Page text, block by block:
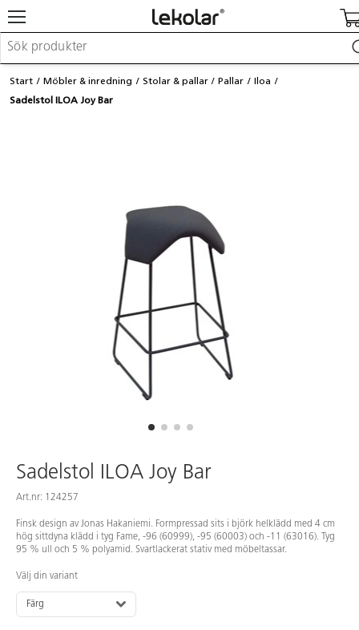
Möbler & inredning
Lekplatsutrustning & utemiljö
Logga in / Registrera dig
Start Möbler & inredning Stolar & pallar Pallar
Iloa
Sadelstol ILOA Joy Bar
Sadelstol ILOA Joy Bar
Art.nr: 124257
Finsk design av Jonas Hakaniemi. Formpressad sits i björk helklädd med 4 cm
hög sittdyna klädd i tyg Fame, -96 (60999), -95 (60003) och -11 (63016). Tyg
95 % ull och 5 % polyamid. Svartlackerat stativ med möbeltassar.
Välj din variant
Färg